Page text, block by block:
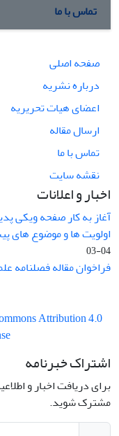
تماس با ما
صفحه اصلی
درباره نشریه
اعضای هیات تحریریه
ارسال مقاله
تماس با ما
نقشه سایت
اخبار و اعلانات
آغاز به کار صفحه ویکی
اولویت ها و موضوع های
04-03
فراخوان مقاله فصلنامه
Attribution 4.0
اشتراک خبرنامه
برای دریافت اخبار و
مشترک شوید.